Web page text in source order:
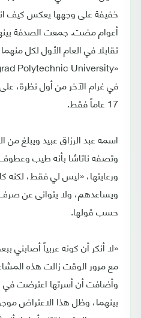
أعوام مضت. جمعت الصدفة
تقابلا في العام الأول لكل
في غرام الآخر من أول نظرة،
17 عاماً فقط.
وتصفه ناتاشا بأنه طيب وعطوف
ورعايتها، «ليس لي فقط،
ويساعدهم، ولا يتوانى عن صرف
حسب قولها.
«لا أنكر أن كونه عربياً
مع مرور الوقت زالت هذه
وأضافت أن أسرتها اعترضت في
بينهما، وظل هذا الاعتراض